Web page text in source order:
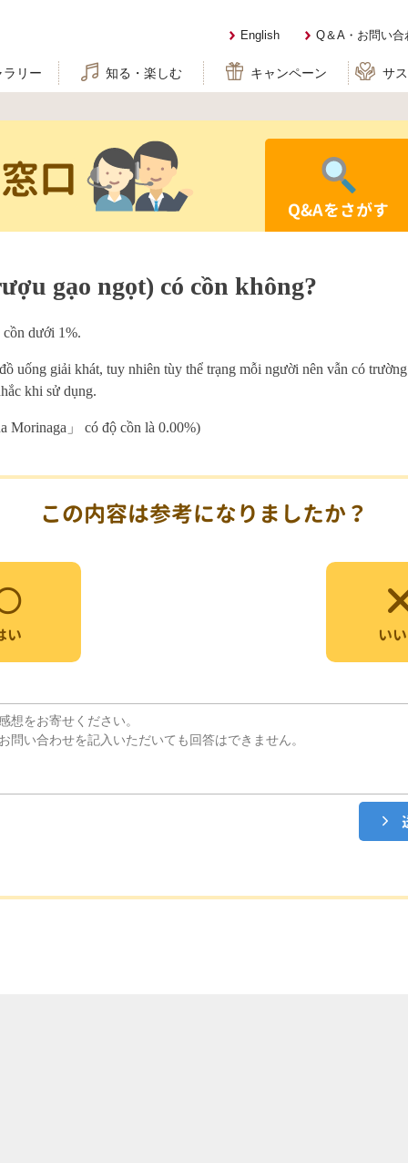
English Q＆A・お問い合
リー 知る・楽しむ キャンペーン サ
口
Q&Aをさがす
gạo ngọt) có cồn không?
cồn dưới 1%.
uống giải khát, tuy nhiên tùy thể trạng mỗi người nên vẫn có
khi sử dụng.
Morinaga」 có độ cồn là 0.00%)
この内容は参考になりましたか？
い い